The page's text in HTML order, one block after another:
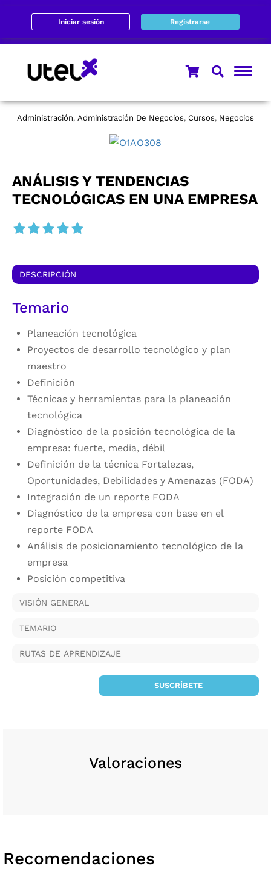
Iniciar sesión Registrarse
Administración, Administración De Negocios, Cursos, Negocios
ANÁLISIS Y TENDENCIAS
TECNOLÓGICAS EN UNA EMPRESA
DESCRIPCIÓN
Temario
Planeación tecnológica
Proyectos de desarrollo tecnológico y plan
maestro
Definición
Técnicas y herramientas para la planeación
tecnológica
Diagnóstico de la posición tecnológica de la
empresa: fuerte, media, débil
Definición de la técnica Fortalezas,
Oportunidades, Debilidades y Amenazas (FODA)
Integración de un reporte FODA
Diagnóstico de la empresa con base en el
reporte FODA
Análisis de posicionamiento tecnológico de la
empresa
Posición competitiva
VISIÓN GENERAL
TEMARIO
RUTAS DE APRENDIZAJE
SUSCRÍBETE
Valoraciones
Recomendaciones